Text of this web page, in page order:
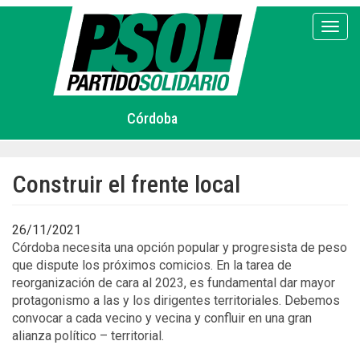
Pasar
Córdoba
Construir el frente local
26/11/2021
Córdoba necesita una opción popular y progresista de peso
que dispute los próximos comicios. En la tarea de
reorganización de cara al 2023, es fundamental dar mayor
protagonismo a las y los dirigentes territoriales. Debemos
convocar a cada vecino y vecina y confluir en una gran
alianza político – territorial.